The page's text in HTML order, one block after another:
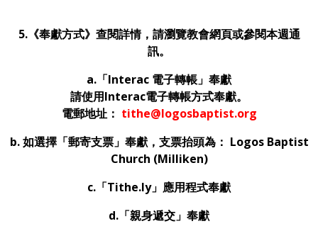
5.《奉獻方式》查閱詳情，請瀏覽教會網頁或參閱本週通
訊。
a. 「Interac 電子轉帳」奉獻
請使用Interac電子轉帳方式奉獻。
電郵地址： tithe@logosbaptist.org
b. 如選擇「郵寄支票」奉獻，支票抬頭為： Logos Baptist
Church (Milliken)
c. 「Tithe.ly」應用程式奉獻
d.「親身遞交」奉獻